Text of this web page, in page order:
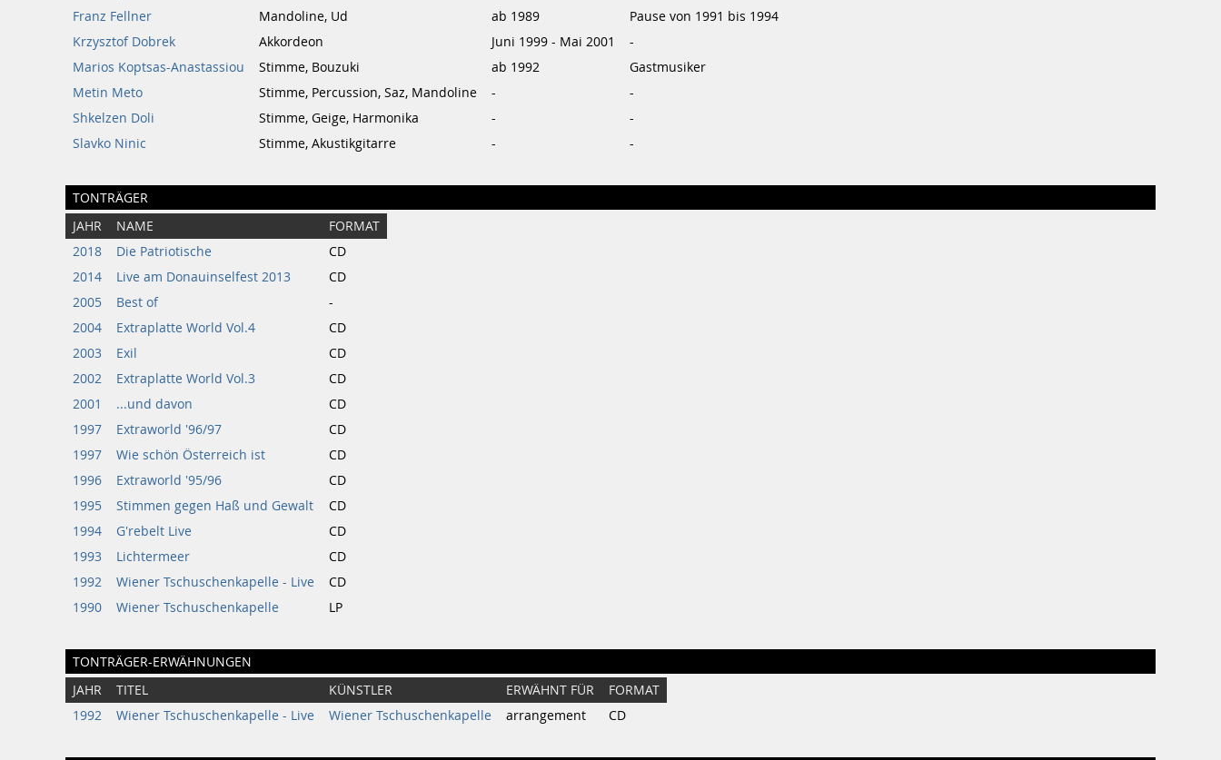
Franz Fellner
Mandoline, Ud ab 1989
Pause von 1991 bis 1994
Krzysztof Dobrek
Akkordeon Juni 1999 - Mai 2001
-
Marios Koptsas-Anastassiou
Stimme, Bouzuki ab 1992
Gastmusiker
Metin Meto
Stimme, Percussion, Saz, Mandoline -
-
Shkelzen Doli
Stimme, Geige, Harmonika -
-
Slavko Ninic
Stimme, Akustikgitarre - -
TONTRÄGER
JAHR NAME
FORMAT
2018
Die Patriotische
CD
2014
Live am Donauinselfest 2013
CD
2005
Best of
-
2004
Extraplatte World Vol.4
CD
2003
Exil
CD
2002
Extraplatte World Vol.3
CD
2001
...und davon
CD
1997
Extraworld '96/97
CD
1997
Wie schön Österreich ist
CD
1996
Extraworld '95/96
CD
1995
Stimmen gegen Haß und Gewalt
CD
1994
G'rebelt Live
CD
1993
Lichtermeer
CD
1992
Wiener Tschuschenkapelle - Live
CD
1990
Wiener Tschuschenkapelle LP
TONTRÄGER-ERWÄHNUNGEN
JAHR TITEL KÜNSTLER ERWÄHNT FÜR
FORMAT
1992
Wiener Tschuschenkapelle - Live Wiener Tschuschenkapelle arrangement CD